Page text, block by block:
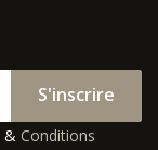
S'inscrire
& Conditions